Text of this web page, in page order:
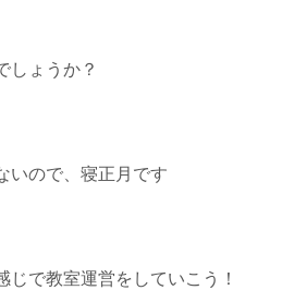
しょうか？
いので、寝正月です
じで教室運営をしていこう！